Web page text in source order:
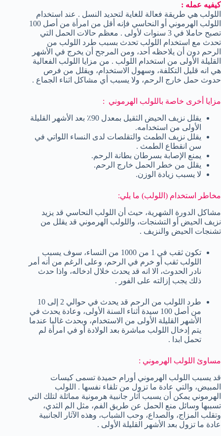
كيفيه عمله :
اللولب هي طريقة فعالة للغاية لتحديد النسل . عند استخدام
اللولب الهرموني أو النحاسي فإنه أقل من امرأة من أصل 100
تصبح حاملا في 3 سنوات لأولى . معظم حالات الحمل التي
تحدث مع استخدام اللولب تحدث بسبب طرد اللولب من
الرحم دون أن يلاحظه أحد، ومن المرجح أن يخرج في الأشهر
القليلة الأولى من استخدام اللولب . من مزايا اللولب الفعالية
هي انه قليل التكلفة، وسهول الاستخدام، ويقلل من فرص
حدوث حمل خارج الرحم، ولا يسبب أي مشاكل اثناء الجماع .
مزايا أخرى خاصة باللولب الهرموني :
يقلل نزيف الحيض الثقيل بمعدل 90٪ بعد الأشهر القليلة
الأولى من استخدامه.
يقلل نزيف الطمث والتقلصات لدى النساء اللواتي في
سن انقطاع الطمث .
يمنع الإصابة بسرطان بطانة الرحم.
يقلل من خطر الحمل خارج الرحم.
لا يسبب زيادة الوزن.
مخاطر استخدام (اللولب) ما يلي:
مشاكل الدورة الشهرية، حيث أن اللولب النحاسي قد يزيد
نزيف الحيض أو التشنجات، واللولب الهرموني قد يقلل من
تشنجات الحيض والنزيف .
تكون ثقب في 1 من 1000 من النساء، سوف يسبب
اللولب ثقب أو خرم في الرحم، وعلى الرغم من أنه أمر
نادر الحدوث، الا انه قد يحدث خلال ادخاله، واذا حدث
ذلك يجب إزالته على الفور .
طرد اللولب من الرحم قد يحدث في حوالي 2 إلى 10
من أصل 100 سيدة أثناء السنة الأولى، وعادة يحدث في
الأشهر القليلة الأولى من الاستخدام، وبحدث غالبا عندما
يتم إدخال اللولب مباشرة بعد الولادة أو في امرأة لم
تحمل ابدا .
مساوئ اللولب الهرموني :
قد يسبب اللولب الهرموني أورام حميدة تسمى كيسات
المبيض، والتي عادة ما تزول من تلقاء نفسها . اللولب
الهرموني يمكن أن يسبب آثار جانبية هرمونية مماثلة لتلك التي
تسببها وسائل منع الحمل عن طريق الفم، مثل الم الثدي،
وتقلب المزاج، والصداع، وحب الشباب، وهذه الآثار الجانبية
عادة ما تزول بعد الأشهر القليلة الأولى .